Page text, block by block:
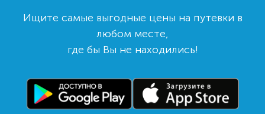
Ищите самые выгодные цены на путевки в
любом месте,
где бы Вы не находились!